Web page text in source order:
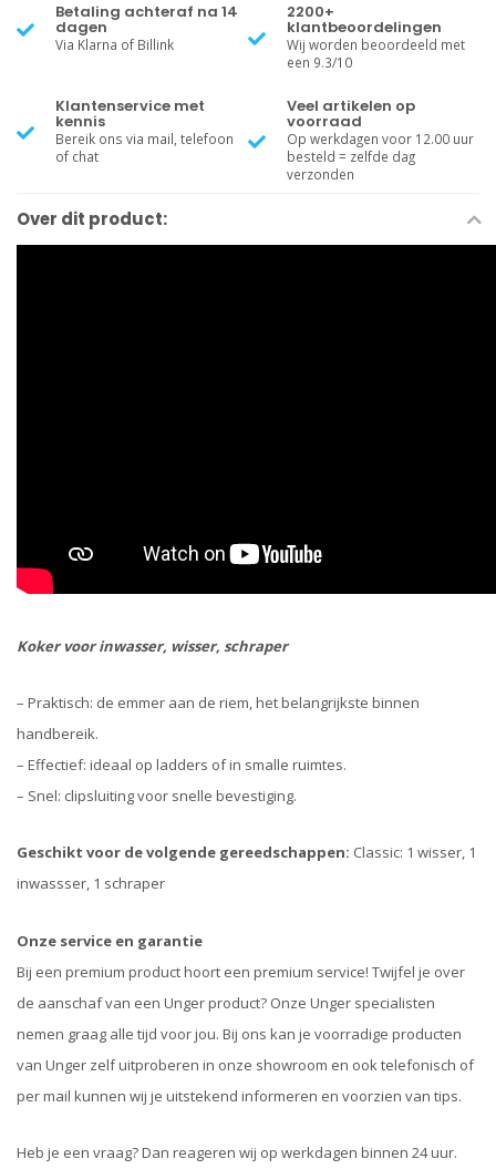
Betaling achteraf na 14
dagen
Via Klarna of Billink
2200+
klantbeoordelingen
Wij worden beoordeeld met
een 9.3/10
Klantenservice met
kennis
Bereik ons via mail, telefoon
of chat
Veel artikelen op
voorraad
Op werkdagen voor 12.00 uur
besteld = zelfde dag
verzonden
Over dit product:
Koker voor inwasser, wisser, schraper
– Praktisch: de emmer aan de riem, het belangrijkste binnen
handbereik.
– Effectief: ideaal op ladders of in smalle ruimtes.
– Snel: clipsluiting voor snelle bevestiging.
Geschikt voor de volgende gereedschappen: Classic: 1 wisser, 1
inwassser, 1 schraper
Onze service en garantie
Bij een premium product hoort een premium service! Twijfel je over
de aanschaf van een Unger product? Onze Unger specialisten
nemen graag alle tijd voor jou. Bij ons kan je voorradige producten
van Unger zelf uitproberen in onze showroom en ook telefonisch of
per mail kunnen wij je uitstekend informeren en voorzien van tips.
Heb je een vraag? Dan reageren wij op werkdagen binnen 24 uur.